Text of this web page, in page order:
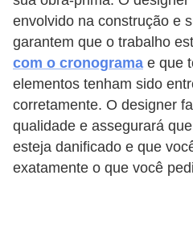
envolvido na construção e
garantem que o trabalho
com o cronograma e que
elementos tenham sido
corretamente. O designer
qualidade e assegurará
esteja danificado e que
exatamente o que você